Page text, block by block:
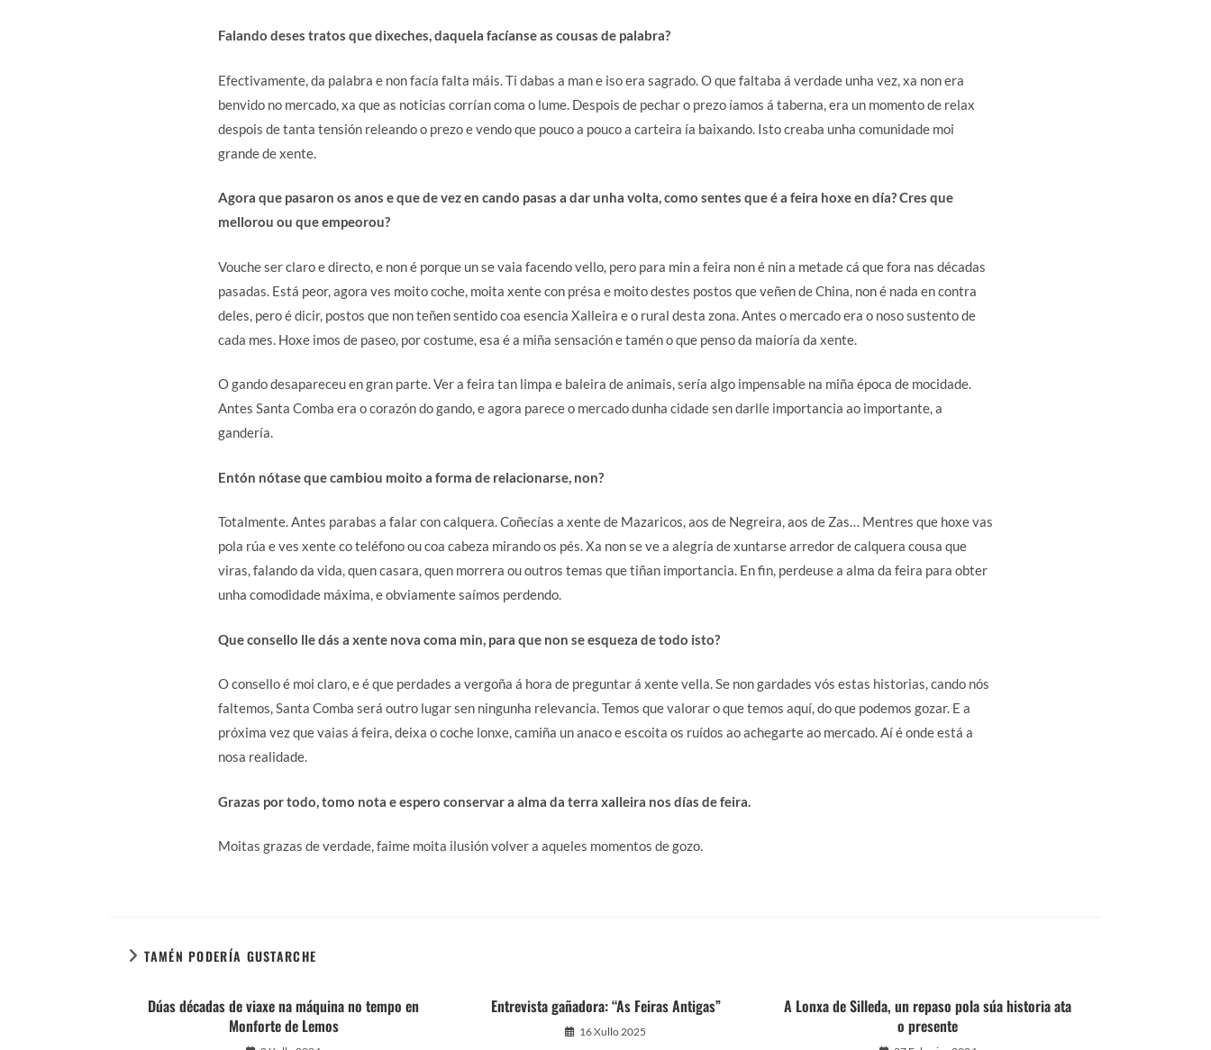
Falando deses tratos que dixeches, daquela facíanse as cousas de palabra?
Efectivamente, da palabra e non facía falta máis. Ti dabas a man e iso era sagrado. O que faltaba á verdade unha vez, xa non era
benvido no mercado, xa que as noticias corrían coma o lume. Despois de pechar o prezo íamos á taberna, era un momento de relax
despois de tanta tensión releando o prezo e vendo que pouco a pouco a carteira ía baixando. Isto creaba unha comunidade moi
grande de xente.
Agora que pasaron os anos e que de vez en cando pasas a dar unha volta, como sentes que é a feira hoxe en día? Cres que
mellorou ou que empeorou?
Vouche ser claro e directo, e non é porque un se vaia facendo vello, pero para min a feira non é nin a metade cá que fora nas décadas
pasadas. Está peor, agora ves moito coche, moita xente con présa e moito destes postos que veñen de China, non é nada en contra
deles, pero é dicir, postos que non teñen sentido coa esencia Xalleira e o rural desta zona. Antes o mercado era o noso sustento de
cada mes. Hoxe imos de paseo, por costume, esa é a miña sensación e tamén o que penso da maioría da xente.
O gando desapareceu en gran parte. Ver a feira tan limpa e baleira de animais, sería algo impensable na miña época de mocidade.
Antes Santa Comba era o corazón do gando, e agora parece o mercado dunha cidade sen darlle importancia ao importante, a
gandería.
Entón nótase que cambiou moito a forma de relacionarse, non?
Totalmente. Antes parabas a falar con calquera. Coñecías a xente de Mazaricos, aos de Negreira, aos de Zas… Mentres que hoxe vas
pola rúa e ves xente co teléfono ou coa cabeza mirando os pés. Xa non se ve a alegría de xuntarse arredor de calquera cousa que
viras, falando da vida, quen casara, quen morrera ou outros temas que tiñan importancia. En fin, perdeuse a alma da feira para obter
unha comodidade máxima, e obviamente saímos perdendo.
Que consello lle dás a xente nova coma min, para que non se esqueza de todo isto?
O consello é moi claro, e é que perdades a vergoña á hora de preguntar á xente vella. Se non gardades vós estas historias, cando nós
faltemos, Santa Comba será outro lugar sen ningunha relevancia. Temos que valorar o que temos aquí, do que podemos gozar. E a
próxima vez que vaias á feira, deixa o coche lonxe, camiña un anaco e escoita os ruídos ao achegarte ao mercado. Aí é onde está a
nosa realidade.
Grazas por todo, tomo nota e espero conservar a alma da terra xalleira nos días de feira.
Moitas grazas de verdade, faime moita ilusión volver a aqueles momentos de gozo.
TAMÉN PODERÍA GUSTARCHE
Dúas décadas de viaxe na máquina no tempo en
Monforte de Lemos
Entrevista gañadora: “As Feiras Antigas”
16 Xullo 2025
A Lonxa de Silleda, un repaso pola súa historia ata
o presente